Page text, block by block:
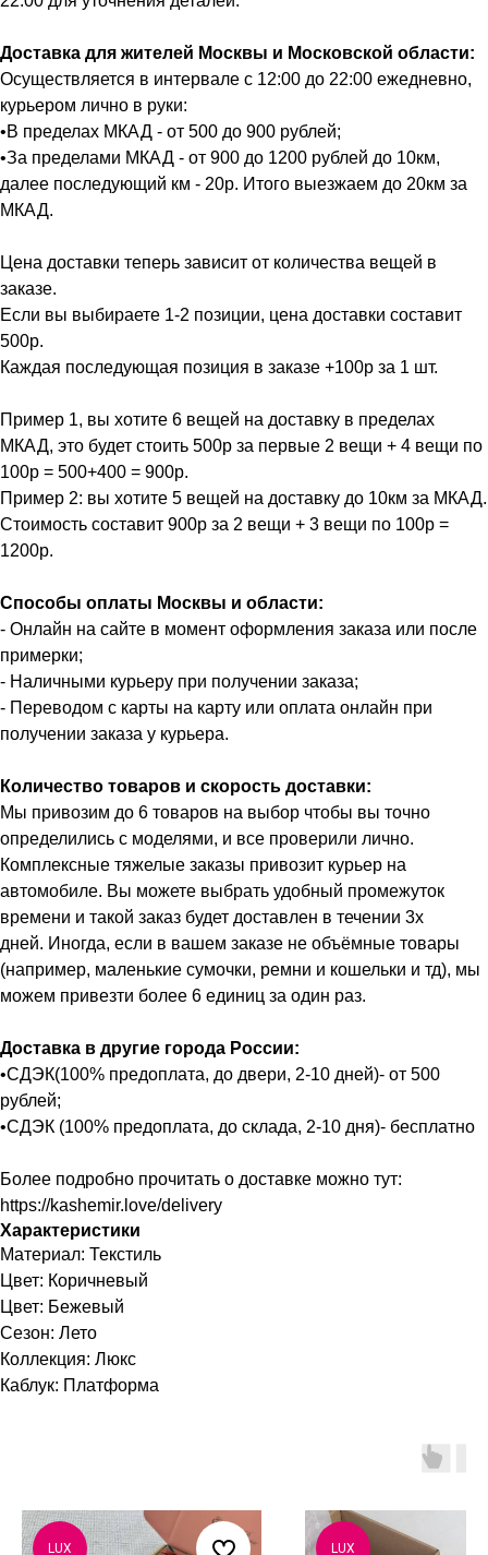
Доставка для жителей Москвы и Московской области:
Осуществляется в интервале с 12:00 до 22:00 ежедневно,
курьером лично в руки:
•В пределах МКАД - от 500 до 900 рублей;
•За пределами МКАД - от 900 до 1200 рублей до 10км,
далее последующий км - 20р. Итого выезжаем до 20км за
МКАД.
Цена доставки теперь зависит от количества вещей в
заказе.
Если вы выбираете 1-2 позиции, цена доставки составит
500р.
Каждая последующая позиция в заказе +100р за 1 шт.
Пример 1, вы хотите 6 вещей на доставку в пределах
МКАД, это будет стоить 500р за первые 2 вещи + 4 вещи по
100р = 500+400 = 900р.
Пример 2: вы хотите 5 вещей на доставку до 10км за МКАД.
Стоимость составит 900р за 2 вещи + 3 вещи по 100р =
1200р.
Способы оплаты Москвы и области:
- Онлайн на сайте в момент оформления заказа или после
примерки;
- Наличными курьеру при получении заказа;
- Переводом с карты на карту или оплата онлайн при
получении заказа у курьера.
Количество товаров и скорость доставки:
Мы привозим до 6 товаров на выбор чтобы вы точно
определились с моделями, и все проверили лично.
Комплексные тяжелые заказы привозит курьер на
автомобиле. Вы можете выбрать удобный промежуток
времени и такой заказ будет доставлен в течении 3х
дней. Иногда, если в вашем заказе не объёмные товары
(например, маленькие сумочки, ремни и кошельки и тд), мы
можем привезти более 6 единиц за один раз.
Доставка в другие города России:
•СДЭК(100% предоплата, до двери, 2-10 дней)- от 500
рублей;
•СДЭК (100% предоплата, до склада, 2-10 дня)- бесплатно
Более подробно прочитать о доставке можно тут:
https://kashemir.love/delivery
Характеристики
Материал: Текстиль
Цвет: Коричневый
Цвет: Бежевый
Сезон: Лето
Коллекция: Люкс
Каблук: Платформа
LUX LUX